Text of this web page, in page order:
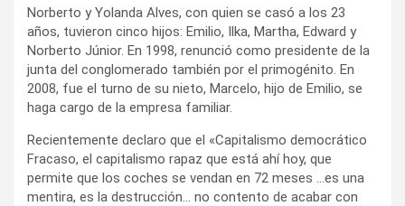
Norberto y Yolanda Alves, con quien se casó a los 23
años, tuvieron cinco hijos: Emilio, Ilka, Martha, Edward y
Norberto Júnior. En 1998, renunció como presidente de la
junta del conglomerado también por el primogénito. En
2008, fue el turno de su nieto, Marcelo, hijo de Emilio, se
haga cargo de la empresa familiar.
Recientemente declaro que el «Capitalismo democrático
Fracaso, el capitalismo rapaz que está ahí hoy, que
permite que los coches se vendan en 72 meses …es una
mentira, es la destrucción… no contento de acabar con